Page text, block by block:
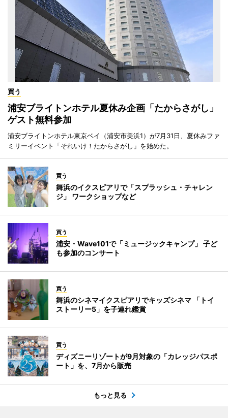
買う
浦安ブライトンホテル夏休み企画「たからさがし」
ゲスト無料参加
浦安ブライトンホテル東京ベイ（浦安市美浜1）が7月31日、夏休みファ
ミリーイベント「それいけ！たからさがし」を始めた。
買う
舞浜のイクスピアリで「スプラッシュ・チャレン
ジ」 ワークショップなど
買う
浦安・Wave101で「ミュージックキャンプ」 子ど
も参加のコンサート
買う
舞浜のシネマイクスピアリでキッズシネマ 「トイ
ストーリー5」を子連れ鑑賞
買う
ディズニーリゾートが9月対象の「カレッジパスポ
ート」を、7月から販売
もっと見る